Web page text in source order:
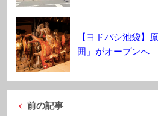
【ヨドバシ池袋】
囲」がオープンへ
前の記事